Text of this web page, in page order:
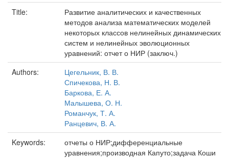
Title:
Развитие аналитических и качественных
методов анализа математических моделей
некоторых классов нелинейных динамических
систем и нелинейных эволюционных
уравнений: отчет о НИР (заключ.)
Authors:
Цегельник, В. В.
Спичекова, Н. В.
Баркова, Е. А.
Малышева, О. Н.
Романчук, Т. А.
Ранцевич, В. А.
Keywords:
отчеты о НИР;дифференциальные
уравнения;производная Капуто;задача Коши